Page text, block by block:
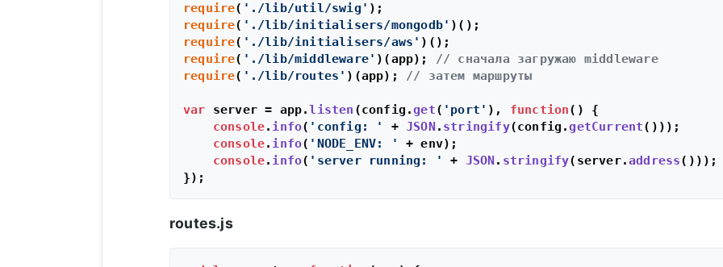
require( './lib/util/swig'
require( './lib/initialisers/mongodb'
require( './lib/initialisers/aws'
require( './lib/middleware' )(app);
// сначала загружаю middleware
require( './lib/routes' )(app); // затем маршруты
var server = app.listen (config.get( 'port' ), function( ) {
console. info( 'config: ' + JSON. stringify(config.getCurrent()));
console. info( 'NODE_ENV: '
+ env);
console. info( 'server running: ' + JSON. stringify(server.address()));
routes.js